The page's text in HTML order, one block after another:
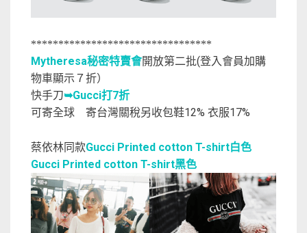
*********************************
Mytheresa秘密特賣會開放第二批(登入會員加購
物車顯示７折）
快手刀➥Gucci打7折
可寄全球 寄台灣關稅另收包鞋12% 衣服17%
蔡依林同款Gucci Printed cotton T-shirt白色
Gucci Printed cotton T-shirt黑色